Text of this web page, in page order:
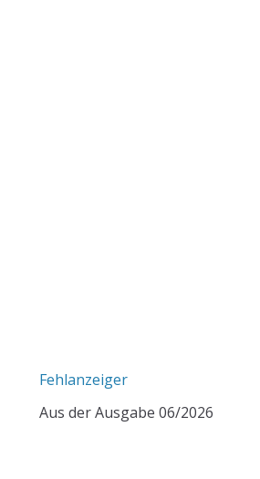
Fehlanzeiger
Aus der Ausgabe 06/2026